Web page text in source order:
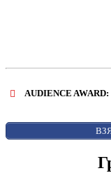
AUDIENCE